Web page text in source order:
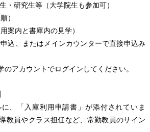
・研究生等（大学院生も参加可）
）
案内と書庫内の見学）
込、またはメインカウンターで直接申込み
アカウントでログインしてください。
に、「入庫利用申請書」が添付されていま
教員やクラス担任など、常勤教員のサイン